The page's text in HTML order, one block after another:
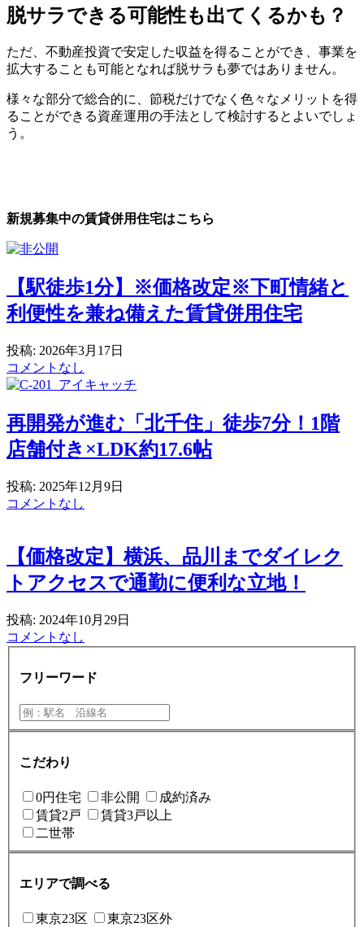
脱サラできる可能性も出てくるかも？
ただ、不動産投資で安定した収益を得ることができ、事業を
拡大することも可能となれば脱サラも夢ではありません。
様々な部分で総合的に、節税だけでなく色々なメリットを得
ることができる資産運用の手法として検討するとよいでしょ
う。
新規募集中の賃貸併用住宅はこちら
【駅徒歩1分】※価格改定※下町情緒と
利便性を兼ね備えた賃貸併用住宅
投稿: 2026年3月17日
コメントなし
再開発が進む「北千住」徒歩7分！1階
店舗付き×LDK約17.6帖
投稿: 2025年12月9日
コメントなし
【価格改定】横浜、品川までダイレク
トアクセスで通勤に便利な立地！
投稿: 2024年10月29日
コメントなし
フリーワード
こだわり
0円住宅 非公開
成約済み
賃貸2戸
賃貸3戸以上
二世帯
エリアで調べる
東京23区
東京23区外